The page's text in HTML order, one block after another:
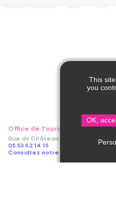
Office de Tourisme de Saint
Rue du Château – 24800 Saint
05 53 62 14 15
Consultez notre page contact !
This
you
OK,